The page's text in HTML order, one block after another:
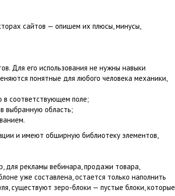
сайтов — опишем их плюсы, минусы,
Для его использования не нужны навыки
понятные для любого человека механики,
в соответствующем поле;
выбранную область;
и имеют обширную библиотеку элементов,
для рекламы вебинара, продажи товара,
уже составлена, остается только наполнить
существуют зеро-блоки — пустые блоки, которые